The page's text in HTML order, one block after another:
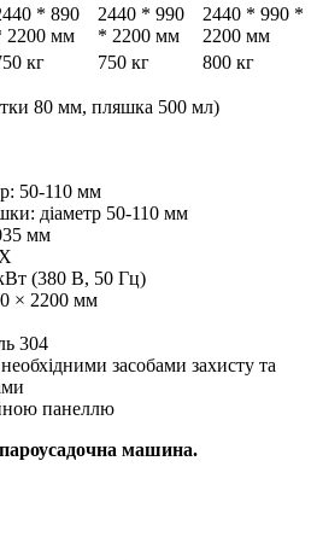
* 890
2200 мм
2440 * 990
* 2200 мм
2440 * 990 *
2200 мм
кг 750 кг 800 кг
80 мм, пляшка 500 мл)
50-110 мм
діаметр 50-110 мм
мм
(380 В, 50 Гц)
× 2200 мм
304
засобами захисту та
панеллю
машина.